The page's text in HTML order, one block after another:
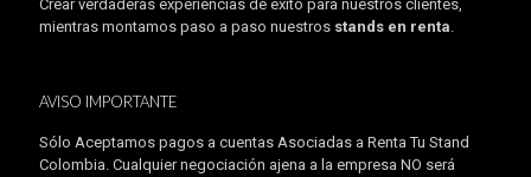
Crear verdaderas experiencias de éxito para nuestros clientes,
mientras montamos paso a paso nuestros stands en renta.
AVISO IMPORTANTE
Sólo Aceptamos pagos a cuentas Asociadas a Renta Tu Stand
Colombia. Cualquier negociación ajena a la empresa NO será